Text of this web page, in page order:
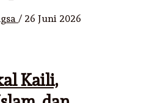
/ 26 Juni 2026
Kaili,